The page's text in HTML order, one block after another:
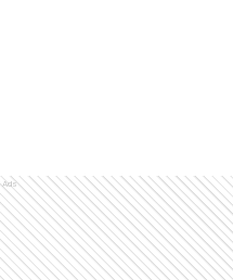
Ads